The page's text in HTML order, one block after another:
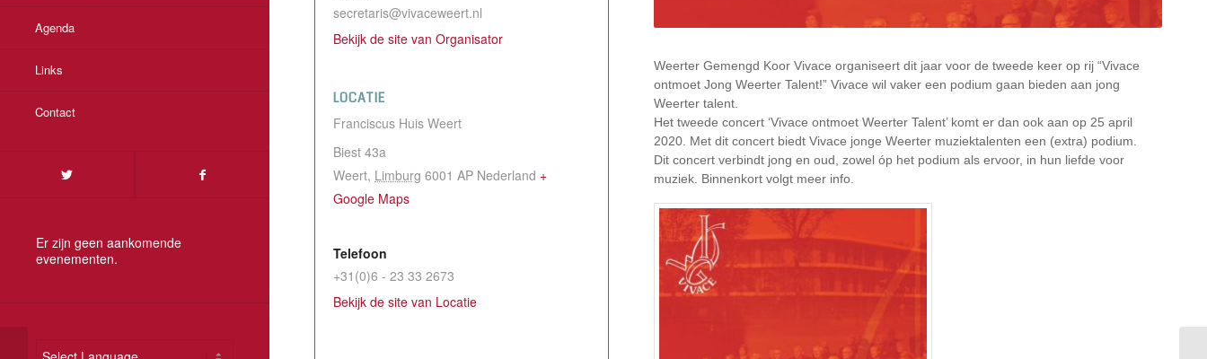
Agenda
Links
Contact
Er zijn geen aankomende
evenementen.
Weerter Gemengd Koor Vivace organiseert dit jaar voor de tweede keer op rij “Vivace
ontmoet Jong Weerter Talent!” Vivace wil vaker een podium gaan bieden aan jong
Weerter talent.
Het tweede concert ‘Vivace ontmoet Weerter Talent’ komt er dan ook aan op 25 april
2020. Met dit concert biedt Vivace jonge Weerter muziektalenten een (extra) podium.
Dit concert verbindt jong en oud, zowel óp het podium als ervoor, in hun liefde voor
muziek. Binnenkort volgt meer info.
secretaris@vivaceweert.nl
Bekijk de site van Organisator
LOCATIE
Franciscus Huis Weert
Biest 43a
Weert, Limburg 6001 AP Nederland +
Google Maps
Telefoon
+31(0)6 - 23 33 2673
Bekijk de site van Locatie
-Geannuleerd- Stichting